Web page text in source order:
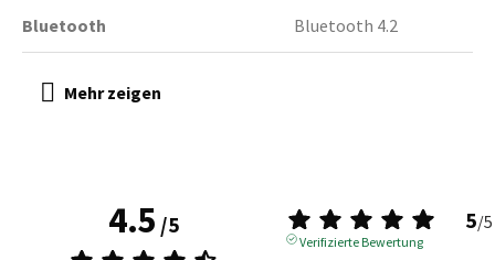
Bluetooth Bluetooth 4.2
4.5/5 5/5
Verifizierte Bewertung